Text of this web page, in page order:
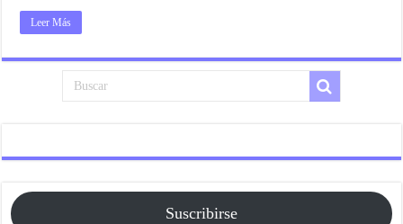
Leer Más
Suscribirse